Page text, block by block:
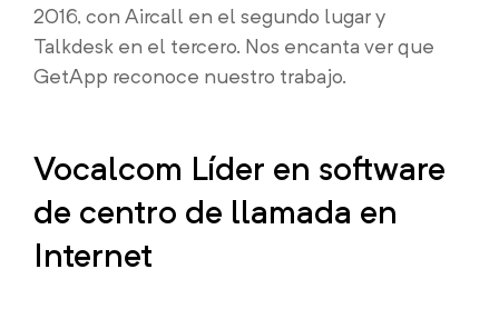
2016, con Aircall en el segundo lugar y
Talkdesk en el tercero. Nos encanta ver que
GetApp reconoce nuestro trabajo.
Vocalcom Líder en software
de centro de llamada en
Internet